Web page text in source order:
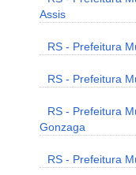
Assis
RS - Prefeitura
RS - Prefeitura
RS - Prefeitura
Gonzaga
RS - Prefeitura